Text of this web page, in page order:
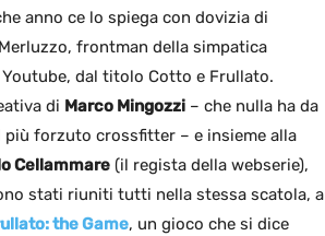
anno ce lo spiega con dovizia di
frontman della simpatica
dal titolo Cotto e Frullato.
di Marco Mingozzi – che nulla ha da
più forzuto crossfitter – e insieme alla
Cellammare (il regista della webserie),
stati riuniti tutti nella stessa scatola, a
the Game, un gioco che si dice